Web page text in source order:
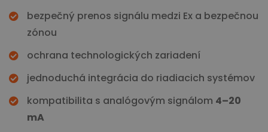
bezpečný prenos signálu medzi Ex a bezpečnou
zónou
ochrana technologických zariadení
jednoduchá integrácia do riadiacich systémov
kompatibilita s analógovým signálom 4–20
mA